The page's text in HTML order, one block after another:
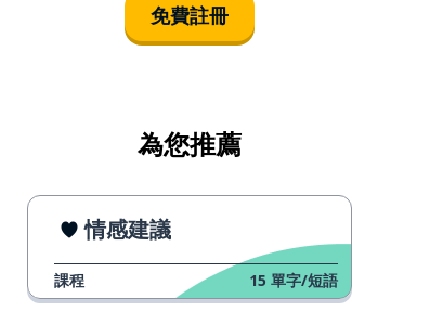
免費註冊
為您推薦
情感建議
課程 15 單字/短語